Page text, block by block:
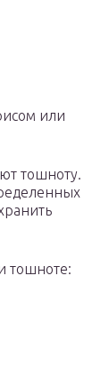
или
тошноту.
тошноте: